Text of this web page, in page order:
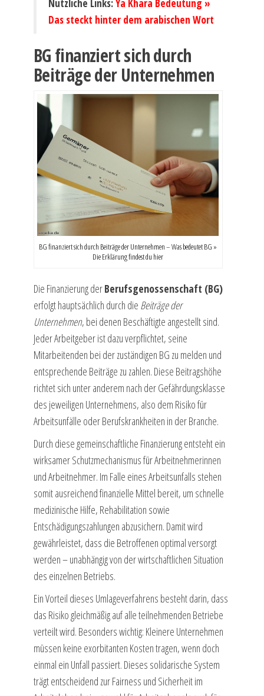
Nützliche Links:Ya Khara Bedeutung »
Das steckt hinter dem arabischen Wort
BG finanziert sich durch
Beiträge der Unternehmen
BG finanziert sich durch Beiträge der Unternehmen – Was bedeutet BG »
Die Erklärung findest du hier
Die Finanzierung derBerufsgenossenschaft (BG)
erfolgt hauptsächlich durch die Beiträge der
Unternehmen, bei denen Beschäftigte angestellt sind.
Jeder Arbeitgeber ist dazu verpflichtet, seine
Mitarbeitenden bei der zuständigen BG zu melden und
entsprechende Beiträge zu zahlen. Diese Beitragshöhe
richtet sich unter anderem nach der Gefährdungsklasse
des jeweiligen Unternehmens, also dem Risiko für
Arbeitsunfälle oder Berufskrankheiten in der Branche.
Durch diese gemeinschaftliche Finanzierung entsteht ein
wirksamer Schutzmechanismus für Arbeitnehmerinnen
und Arbeitnehmer. Im Falle eines Arbeitsunfalls stehen
somit ausreichend finanzielle Mittel bereit, um schnelle
medizinische Hilfe, Rehabilitation sowie
Entschädigungszahlungen abzusichern. Damit wird
gewährleistet, dass die Betroffenen optimal versorgt
werden – unabhängig von der wirtschaftlichen Situation
des einzelnen Betriebs.
Ein Vorteil dieses Umlageverfahrens besteht darin, dass
das Risiko gleichmäßig auf alle teilnehmenden Betriebe
verteilt wird. Besonders wichtig: Kleinere Unternehmen
müssen keine exorbitanten Kosten tragen, wenn doch
einmal ein Unfall passiert. Dieses solidarische System
trägt entscheidend zur Fairness und Sicherheit im